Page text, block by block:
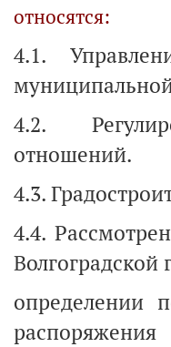
относятся:
4.1.
4.2.
отношений.
4.3.
4.4.
определении